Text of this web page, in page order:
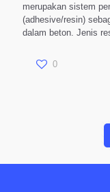
merupakan sistem
(adhesive/resin)
dalam beton. Jenis
0